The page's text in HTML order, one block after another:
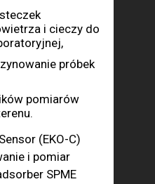
i cieczy do
próbek
pomiarów
(EKO-C)
i pomiar
SPME